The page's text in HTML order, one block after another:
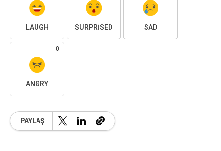
LAUGH SURPRISED SAD
0
ANGRY
PAYLAŞ